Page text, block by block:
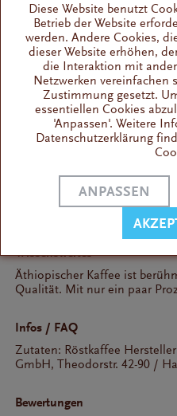
Wissenswertes
Äthiopischer Kaffee ist
Qualität. Mit nur ein paar
Infos / FAQ
Zutaten: Röstkaffee
GmbH, Theodorstr. 42-90 /
Bewertungen
Diese Website benutzt
Betrieb der Website
werden. Andere Cookies,
dieser Website erhöhen,
die Interaktion mit
Netzwerken vereinfachen
Zustimmung gesetzt.
essentiellen Cookies
'Anpassen'. Weitere
Datenschutzerklärung
ANPASSEN